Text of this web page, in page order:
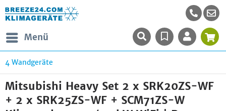
Menü
4 Wandgeräte
Mitsubishi Heavy Set 2 x SRK20ZS-WF
+ 2 x SRK25ZS-WF + SCM71ZS-W